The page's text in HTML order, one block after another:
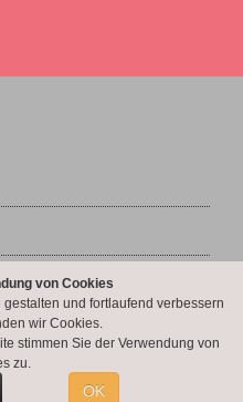
1908 ASSLAR E.V.
von Cookies
und fortlaufend verbessern
wir Cookies.
stimmen Sie der Verwendung von
zu.
OK